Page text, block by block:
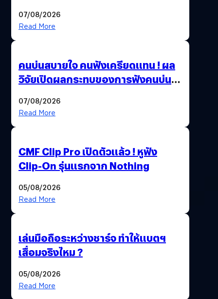
07/08/2026
Read More
คนบ่นสบายใจ คนฟังเครียดแทน ! ผล
วิจัยเปิดผลกระทบของการฟังคนบ่น
07/08/2026
Read More
CMF Clip Pro เปิดตัวแล้ว ! หูฟัง
Clip-On รุ่นแรกจาก Nothing
05/08/2026
Read More
เล่นมือถือระหว่างชาร์จ ทำให้แบตฯ
เสื่อมจริงไหม ?
05/08/2026
Read More